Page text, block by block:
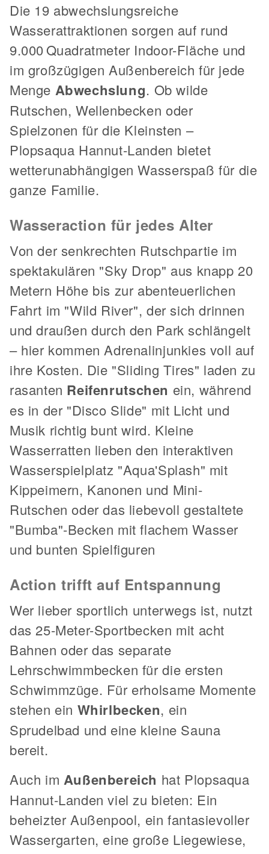
Die 19 abwechslungsreiche
Wasserattraktionen sorgen auf rund
9.000 Quadratmeter Indoor-Fläche und
im großzügigen Außenbereich für jede
Menge Abwechslung. Ob wilde
Rutschen, Wellenbecken oder
Spielzonen für die Kleinsten –
Plopsaqua Hannut-Landen bietet
wetterunabhängigen Wasserspaß für die
ganze Familie.
Wasseraction für jedes Alter
Von der senkrechten Rutschpartie im
spektakulären "Sky Drop" aus knapp 20
Metern Höhe bis zur abenteuerlichen
Fahrt im "Wild River", der sich drinnen
und draußen durch den Park schlängelt
– hier kommen Adrenalinjunkies voll auf
ihre Kosten. Die "Sliding Tires" laden zu
rasanten Reifenrutschen ein, während
es in der "Disco Slide" mit Licht und
Musik richtig bunt wird. Kleine
Wasserratten lieben den interaktiven
Wasserspielplatz "Aqua'Splash" mit
Kippeimern, Kanonen und Mini-
Rutschen oder das liebevoll gestaltete
"Bumba"-Becken mit flachem Wasser
und bunten Spielfiguren
Action trifft auf Entspannung
Wer lieber sportlich unterwegs ist, nutzt
das 25-Meter-Sportbecken mit acht
Bahnen oder das separate
Lehrschwimmbecken für die ersten
Schwimmzüge. Für erholsame Momente
stehen ein Whirlbecken, ein
Sprudelbad und eine kleine Sauna
bereit.
Auch im Außenbereich hat Plopsaqua
Hannut-Landen viel zu bieten: Ein
beheizter Außenpool, ein fantasievoller
Wassergarten, eine große Liegewiese,